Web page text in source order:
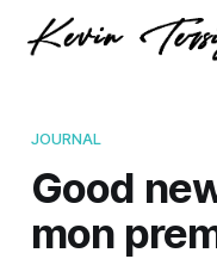
JOURNAL
Good
mon